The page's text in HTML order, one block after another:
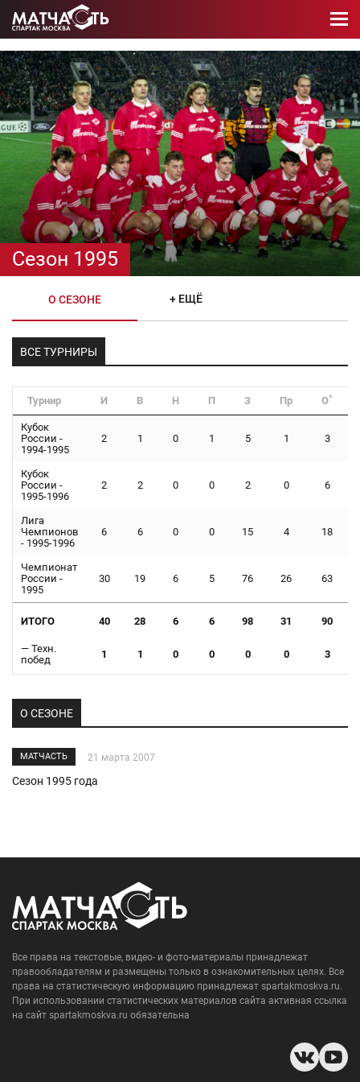
Сезон 1995
О СЕЗОНЕ + ЕЩЁ
ВСЕ ТУРНИРЫ
Турнир И В Н П З Пр О*
Кубок
России -
1994-1995
2 1 0 1 5 1 3
Кубок
России -
1995-1996
2 2 0 0 2 0 6
Лига
Чемпионов
- 1995-1996
6 6 0 0 15 4 18
Чемпионат
России -
1995
30 19 6 5 76 26 63
ИТОГО 40 28 6 6 98 31 90
— Техн.
побед
1 1 0 0 0 0 3
О СЕЗОНЕ
МАТЧАСТЬ 21 марта 2007
Сезон 1995 года
Все права на текстовые, видео- и фото-материалы принадлежат
правообладателям и размещены только в ознакомительных целях. Все
права на статистическую информацию принадлежат spartakmoskva.ru.
При использовании статистических материалов сайта активная ссылка
на сайт spartakmoskva.ru обязательна